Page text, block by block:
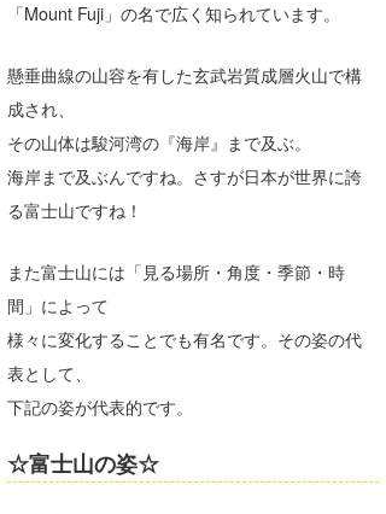
「Mount Fuji」の名で広く知られています。
懸垂曲線の山容を有した玄武岩質成層火山で構
成され、
その山体は駿河湾の『海岸』まで及ぶ。
海岸まで及ぶんですね。さすが日本が世界に誇
る富士山ですね！
また富士山には「見る場所・角度・季節・時
間」によって
様々に変化することでも有名です。その姿の代
表として、
下記の姿が代表的です。
☆富士山の姿☆